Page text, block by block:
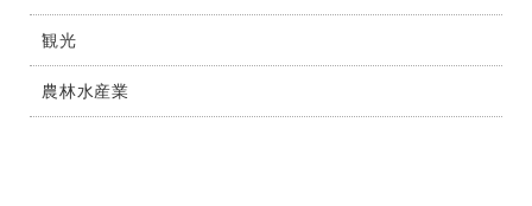
観光
農林水産業